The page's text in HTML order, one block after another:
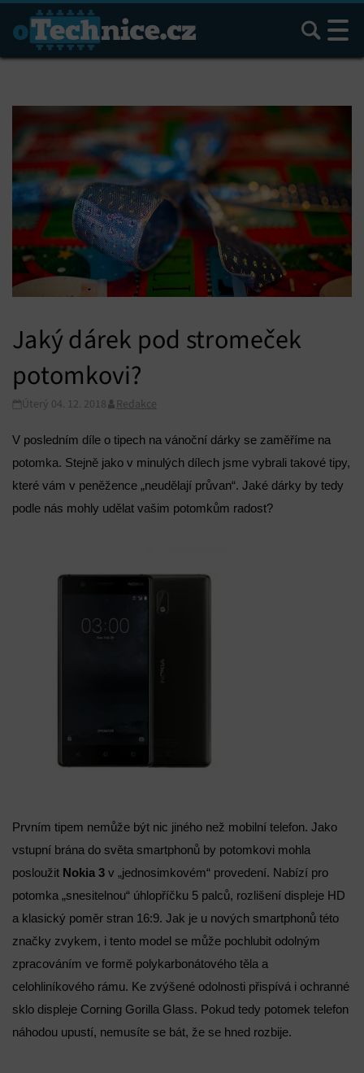
Hledat
Jaký dárek pod stromeček
potomkovi?
Úterý 04. 12. 2018 Redakce
V posledním díle o tipech na vánoční dárky se zaměříme na
potomka. Stejně jako v minulých dílech jsme vybrali takové tipy,
které vám v peněžence „neudělají průvan“. Jaké dárky by tedy
podle nás mohly udělat vašim potomkům radost?
Prvním tipem nemůže být nic jiného než mobilní telefon. Jako
vstupní brána do světa smartphonů by potomkovi mohla
posloužit Nokia 3 v „jednosimkovém“ provedení. Nabízí pro
potomka „snesitelnou“ úhlopříčku 5 palců, rozlišení displeje HD
a klasický poměr stran 16:9. Jak je u nových smartphonů této
značky zvykem, i tento model se může pochlubit odolným
zpracováním ve formě polykarbonátového těla a
celohliníkového rámu. Ke zvýšené odolnosti přispívá i ochranné
sklo displeje Corning Gorilla Glass. Pokud tedy potomek telefon
náhodou upustí, nemusíte se bát, že se hned rozbije.